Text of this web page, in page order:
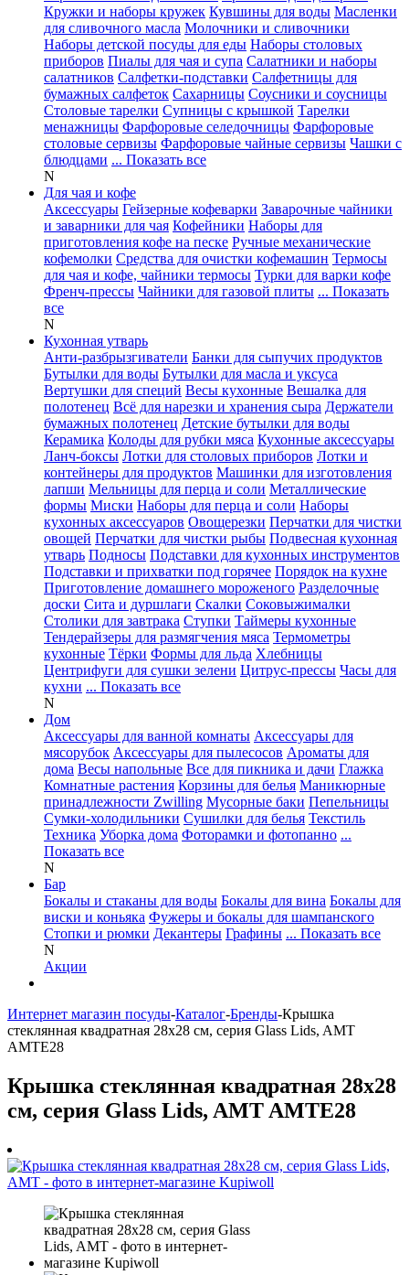
Кружки и наборы кружек Кувшины для воды Масленки
для сливочного масла Молочники и сливочники
Наборы детской посуды для еды Наборы столовых
приборов Пиалы для чая и супа Салатники и наборы
салатников Салфетки-подставки Салфетницы для
бумажных салфеток Сахарницы Соусники и соусницы
Столовые тарелки Супницы с крышкой Тарелки
менажницы Фарфоровые селедочницы Фарфоровые
столовые сервизы Фарфоровые чайные сервизы Чашки с
блюдцами ... Показать все
N
Для чая и кофе
Аксессуары Гейзерные кофеварки Заварочные чайники
и заварники для чая Кофейники Наборы для
приготовления кофе на песке Ручные механические
кофемолки Средства для очистки кофемашин Термосы
для чая и кофе, чайники термосы Турки для варки кофе
Френч-прессы Чайники для газовой плиты ... Показать
все
N
Кухонная утварь
Анти-разбрызгиватели Банки для сыпучих продуктов
Бутылки для воды Бутылки для масла и уксуса
Вертушки для специй Весы кухонные Вешалка для
полотенец Всё для нарезки и хранения сыра Держатели
бумажных полотенец Детские бутылки для воды
Керамика Колоды для рубки мяса Кухонные аксессуары
Ланч-боксы Лотки для столовых приборов Лотки и
контейнеры для продуктов Машинки для изготовления
лапши Мельницы для перца и соли Металлические
формы Миски Наборы для перца и соли Наборы
кухонных аксессуаров Овощерезки Перчатки для чистки
овощей Перчатки для чистки рыбы Подвесная кухонная
утварь Подносы Подставки для кухонных инструментов
Подставки и прихватки под горячее Порядок на кухне
Приготовление домашнего мороженого Разделочные
доски Сита и дуршлаги Скалки Соковыжималки
Столики для завтрака Ступки Таймеры кухонные
Тендерайзеры для размягчения мяса Термометры
кухонные Тёрки Формы для льда Хлебницы
Центрифуги для сушки зелени Цитрус-прессы Часы для
кухни ... Показать все
N
Дом
Аксессуары для ванной комнаты Аксессуары для
мясорубок Аксессуары для пылесосов Ароматы для
дома Весы напольные Все для пикника и дачи Глажка
Комнатные растения Корзины для белья Маникюрные
принадлежности Zwilling Мусорные баки Пепельницы
Сумки-холодильники Сушилки для белья Текстиль
Техника Уборка дома Фоторамки и фотопанно ...
Показать все
N
Бар
Бокалы и стаканы для воды Бокалы для вина Бокалы для
виски и коньяка Фужеры и бокалы для шампанского
Стопки и рюмки Декантеры Графины ... Показать все
N
Акции
Интернет магазин посуды-Каталог-Бренды-Крышка
стеклянная квадратная 28x28 см, серия Glass Lids, AMT
AMTE28
Крышка стеклянная квадратная 28x28
см, серия Glass Lids, AMT AMTE28